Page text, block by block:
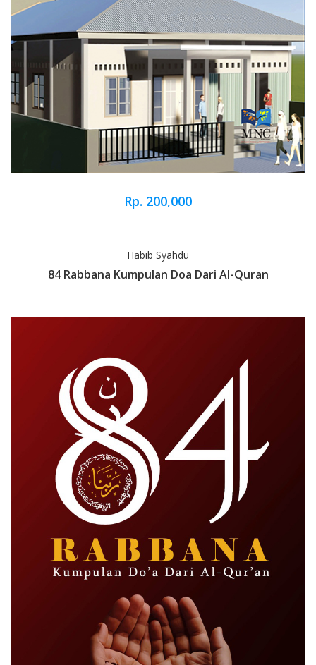
Rp. 200,000
Habib Syahdu
84 Rabbana Kumpulan Doa Dari Al-Quran